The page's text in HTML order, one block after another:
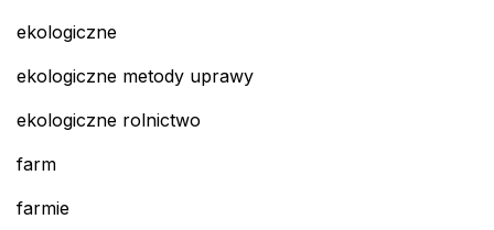
ekologiczne
ekologiczne metody uprawy
ekologiczne rolnictwo
farm
farmie